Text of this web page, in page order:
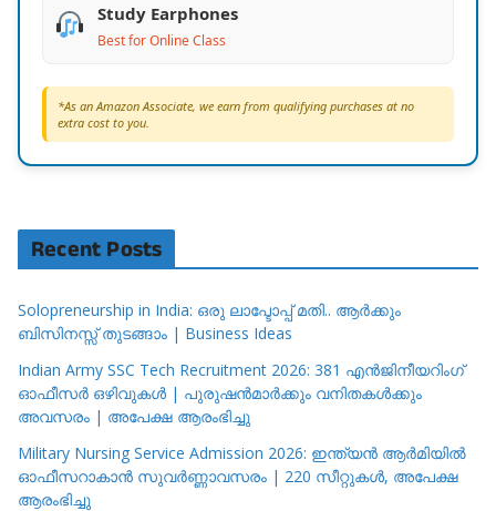
Study Earphones
Best for Online Class
*As an Amazon Associate, we earn from qualifying purchases at no
extra cost to you.
Recent Posts
Solopreneurship in India: ഒരു ലാപ്ടോപ്പ് മതി.. ആർക്കും
ബിസിനസ്സ് തുടങ്ങാം | Business Ideas
Indian Army SSC Tech Recruitment 2026: 381 എൻജിനീയറിംഗ്
ഓഫീസർ ഒഴിവുകൾ | പുരുഷൻമാർക്കും വനിതകൾക്കും
അവസരം | അപേക്ഷ ആരംഭിച്ചു
Military Nursing Service Admission 2026: ഇന്ത്യൻ ആർമിയിൽ
ഓഫീസറാകാൻ സുവർണ്ണാവസരം | 220 സീറ്റുകൾ, അപേക്ഷ
ആരംഭിച്ചു